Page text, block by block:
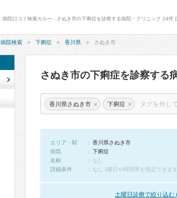
病院口コミ検索カルー - さぬき市の下痢症を診察する病院・クリニック 24件
病院検索 下痢症 香川県 さぬき市
さぬき市の下痢症を診察する
香川県さぬき市 × 下痢症 ×
エリア・駅
香川県さぬき市
病気
下痢症
名称
なし
詳細条件
なし (曜日や時間帯を指定できま
土曜日診療で絞り込む